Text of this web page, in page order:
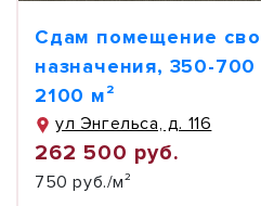
Сдам помещение
назначения, 350-
2100 м²
ул Энгельса, д. 116
262 500 руб.
750 руб./м²